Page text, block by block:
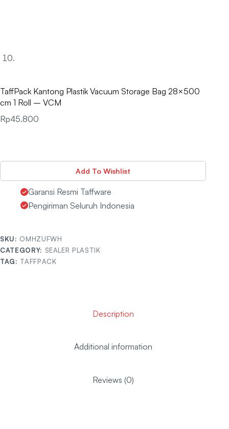
TaffPack Kantong Plastik Vacuum Storage Bag 28×500
cm 1 Roll – VCM
Rp45.800
Add To Wishlist
Garansi Resmi Taffware
Pengiriman Seluruh Indonesia
SKU: OMHZUFWH
CATEGORY: SEALER PLASTIK
TAG: TAFFPACK
Description
Additional information
Reviews (0)